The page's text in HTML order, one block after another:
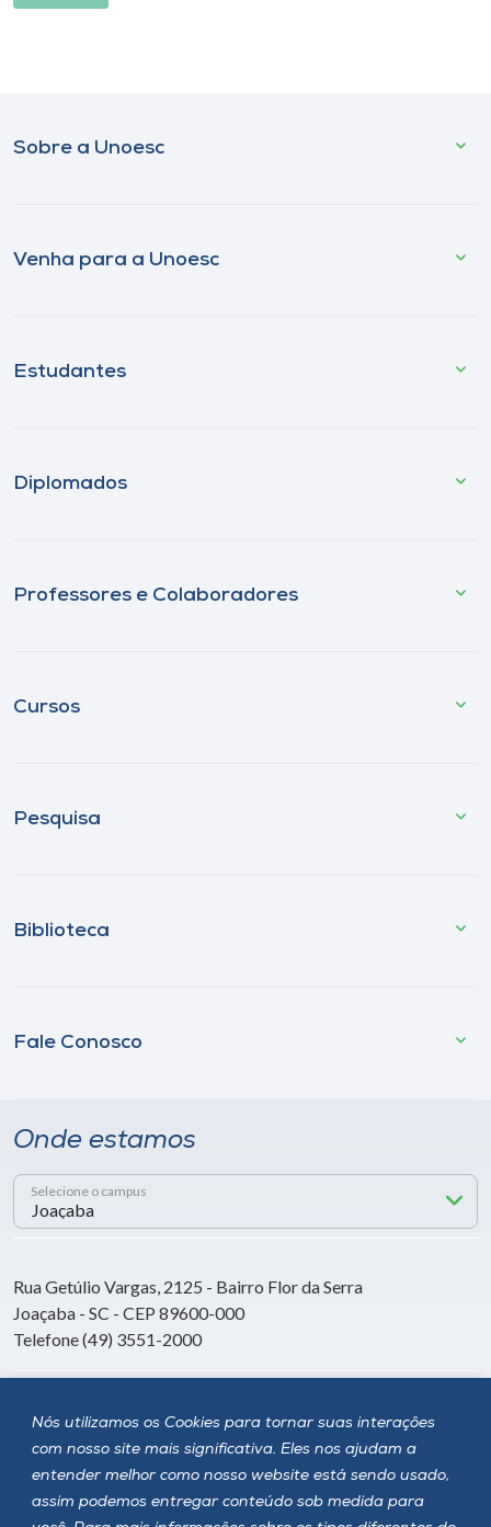
Nós utilizamos os Cookies para tornar suas interações
com nosso site mais significativa. Eles nos ajudam a
entender melhor como nosso website está sendo usado,
assim podemos entregar conteúdo sob medida para
Sobre a Unoesc
Venha para a Unoesc
Estudantes
Diplomados
Professores e Colaboradores
Cursos
Pesquisa
Biblioteca
Fale Conosco
Onde estamos
Selecione o campus
Rua Getúlio Vargas, 2125 - Bairro Flor da Serra
Joaçaba - SC - CEP 89600-000
Telefone (49) 3551-2000
Siga a Unoesc